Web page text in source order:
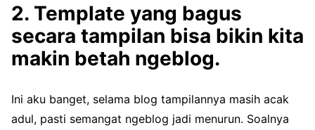
2. Template yang bagus
secara tampilan bisa bikin kita
makin betah ngeblog.
Ini aku banget, selama blog tampilannya masih acak
adul, pasti semangat ngeblog jadi menurun. Soalnya